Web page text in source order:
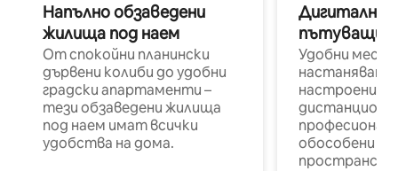
Напълно обзаведени
жилища под наем
От спокойни планински
дървени колиби до удобни
градски апартаменти –
тези обзаведени жилища
под наем имат всички
удобства на дома.
Дигитални
пътуващи
Удобни
настаняване
настроени и
обособени